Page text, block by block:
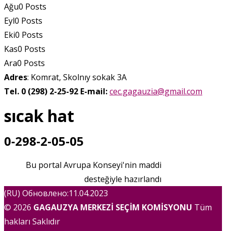
Ağu0 Posts
Eyl0 Posts
Eki0 Posts
Kas0 Posts
Ara0 Posts
Adres: Komrat, Skolnıy sokak 3A
Tel. 0 (298) 2-25-92 E-mail:cec.gagauzia@gmail.com
sıcak hat
0-298-2-05-05
Bu portal Avrupa Konseyi'nin maddi
desteğiyle hazırlandı
(RU) Обновлено:11.04.2023
© 2026 GAGAUZYA MERKEZİ SEÇİM KOMİSYONU Tüm
hakları Saklıdır